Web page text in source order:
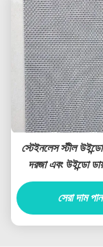
স্টেইনলেস স্টীল উইন্ডো
দরজা এবং উইন্ডো
স্টেইনলেস স্টীল তারের
করুন
সেরা দাম পান